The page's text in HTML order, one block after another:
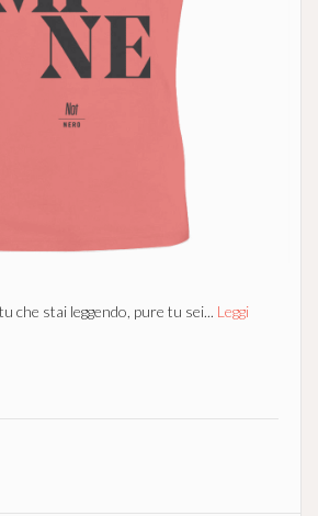
che stai leggendo, pure tu sei... Leggi